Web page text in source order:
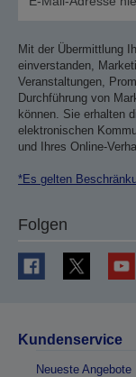
Mit der Übermittlung
einverstanden,
Veranstaltungen,
Durchführung von
können. Sie erhalten
elektronischen
und Ihres Online-
*Es gelten
Folgen
Kundenservice
Neueste Angebote